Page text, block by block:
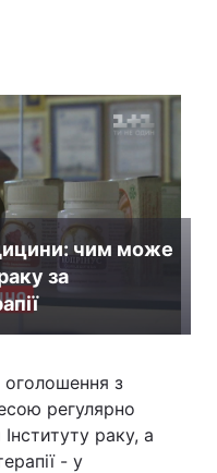
чим може
за
оголошення з
регулярно
Інституту раку, а
- у